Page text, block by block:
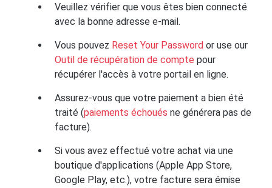
Veuillez vérifier que vous êtes bien connecté
avec la bonne adresse e-mail.
Vous pouvez Reset Your Password or use our
Outil de récupération de compte pour
récupérer l'accès à votre portail en ligne.
Assurez-vous que votre paiement a bien été
traité (paiements échoués ne générera pas de
facture).
Si vous avez effectué votre achat via une
boutique d'applications (Apple App Store,
Google Play, etc.), votre facture sera émise